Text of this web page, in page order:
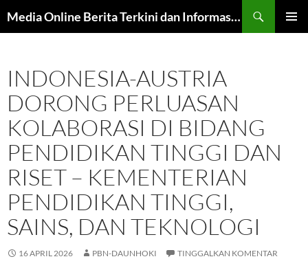
ke
Media Online Berita Terkini dan Informasi Harian
INDONESIA-AUSTRIA
DORONG PERLUASAN
KOLABORASI DI BIDANG
PENDIDIKAN TINGGI DAN
RISET – KEMENTERIAN
PENDIDIKAN TINGGI,
SAINS, DAN TEKNOLOGI
16 APRIL 2026 PBN-DAUNHOKI TINGGALKAN KOMENTAR